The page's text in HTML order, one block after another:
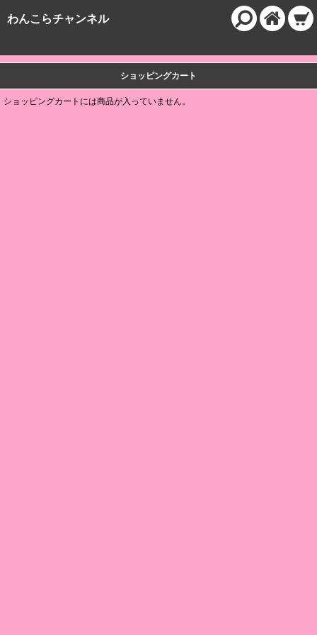
わんこらチャンネル
ショッピングカート
ショッピングカートには商品が入っていません。